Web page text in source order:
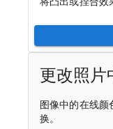
更改照片
图像中的在线颜
换。